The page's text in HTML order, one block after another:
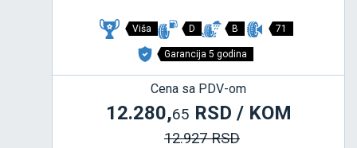
Viša D B 71
Garancija 5 godina
Cena sa PDV-om
12.280,65 RSD / KOM
12.927 RSD